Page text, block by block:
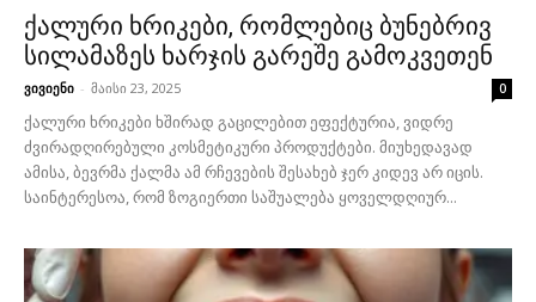
ქალური ხრიკები, რომლებიც ბუნებრივ
სილამაზეს ხარჯის გარეშე გამოკვეთენ
ვივიენი - მაისი 23, 2025 0
ქალური ხრიკები ხშირად გაცილებით ეფექტურია, ვიდრე
ძვირადღირებული კოსმეტიკური პროდუქტები. მიუხედავად
ამისა, ბევრმა ქალმა ამ რჩევების შესახებ ჯერ კიდევ არ იცის.
საინტერესოა, რომ ზოგიერთი საშუალება ყოველდღიურ...